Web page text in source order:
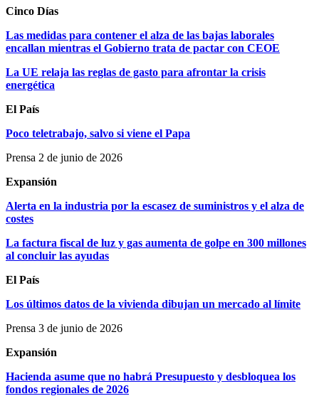
Cinco Días
Las medidas para contener el alza de las bajas laborales
encallan mientras el Gobierno trata de pactar con CEOE
La UE relaja las reglas de gasto para afrontar la crisis
energética
El País
Poco teletrabajo, salvo si viene el Papa
Prensa 2 de junio de 2026
Expansión
Alerta en la industria por la escasez de suministros y el alza de
costes
La factura fiscal de luz y gas aumenta de golpe en 300 millones
al concluir las ayudas
El País
Los últimos datos de la vivienda dibujan un mercado al límite
Prensa 3 de junio de 2026
Expansión
Hacienda asume que no habrá Presupuesto y desbloquea los
fondos regionales de 2026